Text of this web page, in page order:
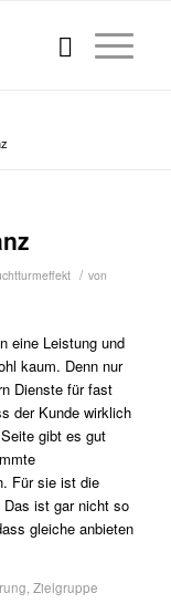
/ von
eine Leistung und
kaum. Denn nur
Dienste für fast
der Kunde wirklich
gibt es gut
Für sie ist die
ist gar nicht so
gleiche anbieten
Zielgruppe